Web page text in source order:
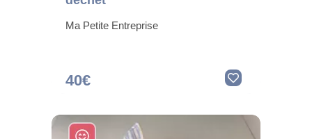
Ma Petite Entreprise
40€